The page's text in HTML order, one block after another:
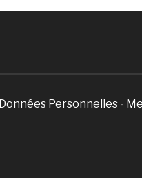
Données Personnelles -